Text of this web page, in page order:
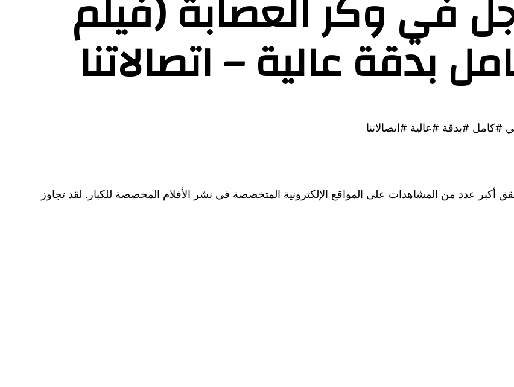
#بدقة #عالية #اتصالاتنا
أكبر عدد من المشاهدات على المواقع الإلكترونية المتخصصة في نشر الأفلام المخصصة للكبار. لقد تجاوز